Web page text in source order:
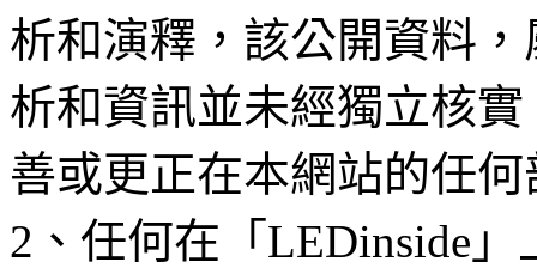
析和演釋，該公開資料
析和資訊並未經獨立核
善或更正在本網站的任
2、任何在「LEDinside